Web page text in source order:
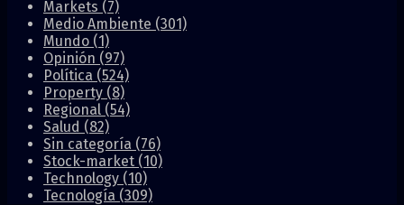
Markets (7)
Medio Ambiente (301)
Mundo (1)
Opinión (97)
Política (524)
Property (8)
Regional (54)
Salud (82)
Sin categoría (76)
Stock-market (10)
Technology (10)
Tecnología (309)